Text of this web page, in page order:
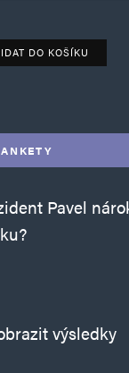
reklam množství
DO KOŠÍKU
ANKETY
Pavel
výsledky